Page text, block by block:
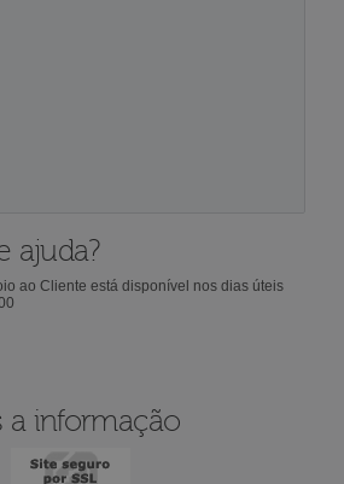
ajuda?
ao Cliente está disponível nos dias úteis
a informação